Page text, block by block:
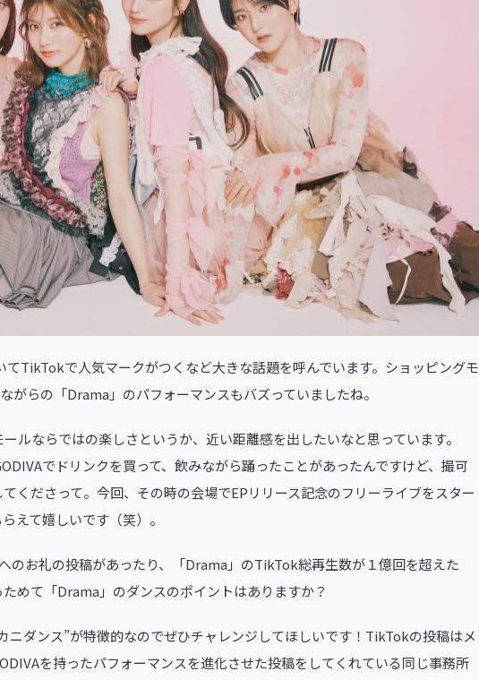
TikTokで人気マークがつくなど大きな話題を呼んでいます。ショッピングモ
がらの「Drama」のパフォーマンスもバズっていましたね。
ならではの楽しさというか、近い距離感を出したいなと思っています。
でドリンクを買って、飲みながら踊ったことがあったんですけど、撮可
くださって。今回、その時の会場でEPリリース記念のフリーライブをスター
えて嬉しいです（笑）。
のお礼の投稿があったり、「Drama」のTikTok総再生数が１億回を超えた
めて「Drama」のダンスのポイントはありますか？
ダンス”が特徴的なのでぜひチャレンジしてほしいです！TikTokの投稿はメ
を持ったパフォーマンスを進化させた投稿をしてくれている同じ事務所